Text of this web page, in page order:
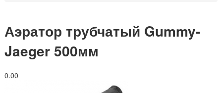
Аэратор трубчатый Gummy-
Jaeger 500мм
0.00